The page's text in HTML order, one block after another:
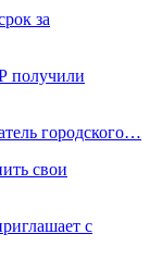
за
получили
городского…
свои
с